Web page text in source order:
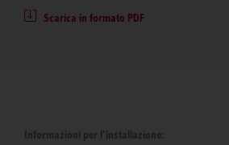
Scarica in formato PDF
Informazioni per l’installazione: